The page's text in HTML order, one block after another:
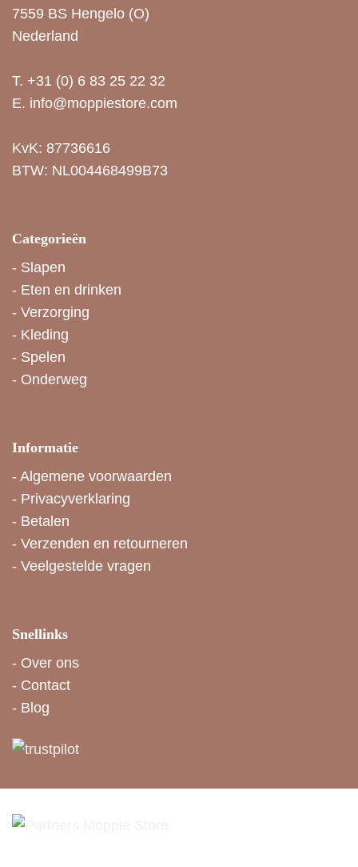
7559 BS Hengelo (O)
Nederland
T. +31 (0) 6 83 25 22 32
E. info@moppiestore.com
KvK: 87736616
BTW: NL004468499B73
Categorieën
- Slapen
- Eten en drinken
- Verzorging
- Kleding
- Spelen
- Onderweg
Informatie
- Algemene voorwaarden
- Privacyverklaring
- Betalen
- Verzenden en retourneren
- Veelgestelde vragen
Snellinks
- Over ons
- Contact
- Blog